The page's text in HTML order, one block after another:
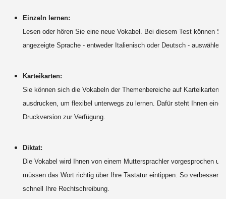
Einzeln lernen:
Lesen oder hören Sie eine neue Vokabel. Bei diesem Test können
angezeigte Sprache - entweder Italienisch oder Deutsch - auswählen.
Karteikarten:
Sie können sich die Vokabeln der Themenbereiche auf Karteikarten
ausdrucken, um flexibel unterwegs zu lernen. Dafür steht Ihnen eine
Druckversion zur Verfügung.
Diktat:
Die Vokabel wird Ihnen von einem Muttersprachler vorgesprochen
müssen das Wort richtig über Ihre Tastatur eintippen. So verbessern
schnell Ihre Rechtschreibung.